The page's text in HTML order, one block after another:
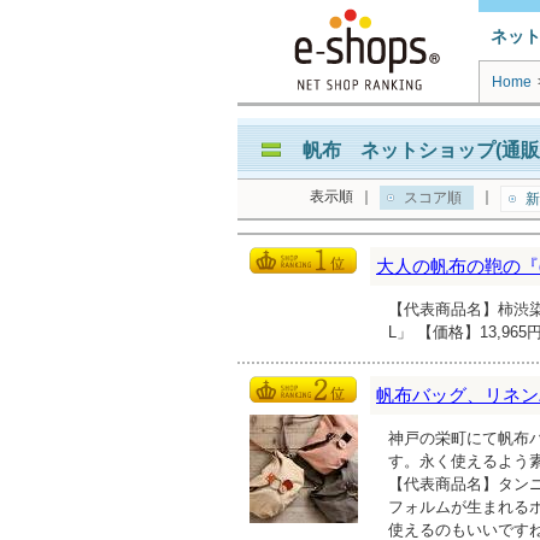
ネッ
Home
帆布 ネットショップ(通
表示順 スコア順
大人の帆布の鞄の『
【代表商品名】柿
L」 【価格】13,965
帆布バッグ、リネ
神戸の栄町にて帆布
す。永く使えるよう
【代表商品名】タ
フォルムが生まれる
使えるのもいいです